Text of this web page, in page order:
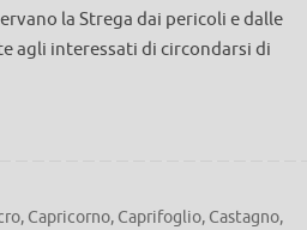
la Strega dai pericoli e dalle
agli interessati di circondarsi di
, Capricorno, Caprifoglio, Castagno,